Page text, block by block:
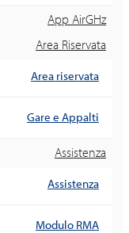
App AirGHz
Area Riservata
Area riservata
Gare e Appalti
Assistenza
Assistenza
Modulo RMA